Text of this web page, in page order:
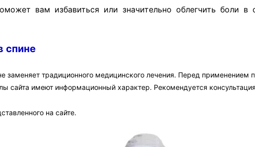
вам избавиться или значительно облегчить боли
спине
заменяет традиционного медицинского лечения. Перед применением
сайта имеют информационный характер. Рекомендуется
на сайте.